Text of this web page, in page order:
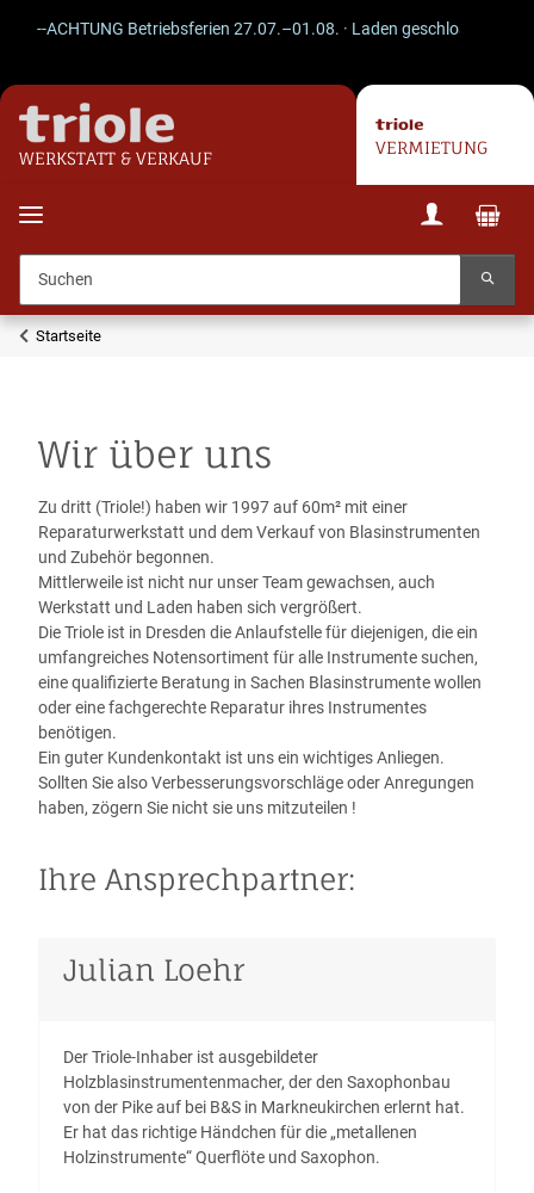
--ACHTUNG Betriebsferien 27.07.–01.08. · Laden geschlossen ·
WERKSTATT & VERKAUF
VERMIETUNG
Startseite
Wir über uns
Zu dritt (Triole!) haben wir 1997 auf 60m² mit einer
Reparaturwerkstatt und dem Verkauf von Blasinstrumenten
und Zubehör begonnen.
Mittlerweile ist nicht nur unser Team gewachsen, auch
Werkstatt und Laden haben sich vergrößert.
Die Triole ist in Dresden die Anlaufstelle für diejenigen, die ein
umfangreiches Notensortiment für alle Instrumente suchen,
eine qualifizierte Beratung in Sachen Blasinstrumente wollen
oder eine fachgerechte Reparatur ihres Instrumentes
benötigen.
Ein guter Kundenkontakt ist uns ein wichtiges Anliegen.
Sollten Sie also Verbesserungsvorschläge oder Anregungen
haben, zögern Sie nicht sie uns mitzuteilen !
Ihre Ansprechpartner:
Julian Loehr
Der Triole-Inhaber ist ausgebildeter
Holzblasinstrumentenmacher, der den Saxophonbau
von der Pike auf bei B&S in Markneukirchen erlernt hat.
Er hat das richtige Händchen für die „metallenen
Holzinstrumente“ Querflöte und Saxophon.